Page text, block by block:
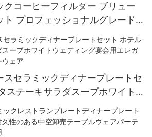
クコーヒーフィルター ブリュー
ト プロフェッショナルグレード
ップレストランティーポットカ
クジャグセット
スセラミックディナープレートセ
ステーキサラダスープホワイト
エレガントなギフトディナーウ